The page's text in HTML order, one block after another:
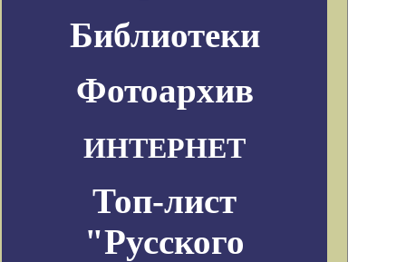
Библиотеки
Фотоархив
ИНТЕРНЕТ
Топ-лист
"Русского